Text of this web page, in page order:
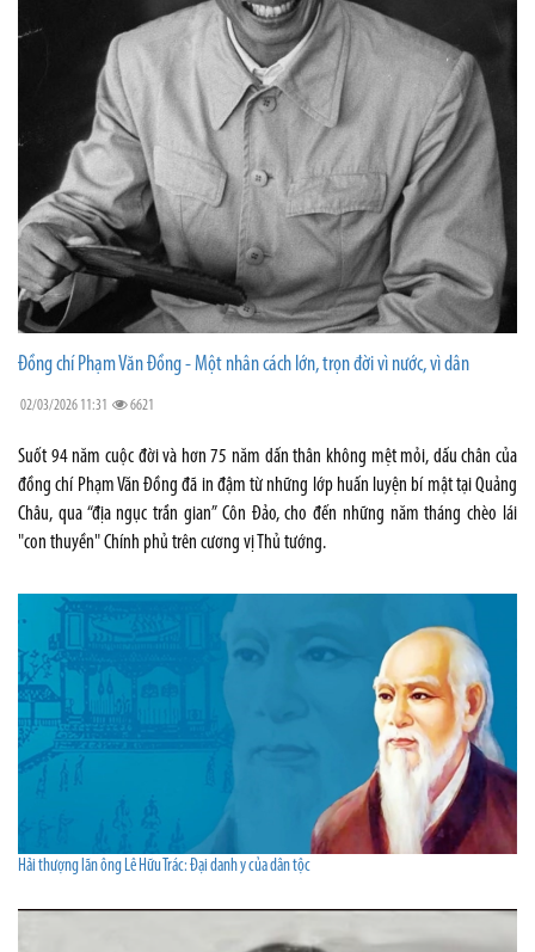
Đồng chí Phạm Văn Đồng - Một nhân cách lớn, trọn đời vì nước, vì dân
02/03/2026 11:31 6621
Suốt 94 năm cuộc đời và hơn 75 năm dấn thân không mệt mỏi, dấu chân của
đồng chí Phạm Văn Đồng đã in đậm từ những lớp huấn luyện bí mật tại Quảng
Châu, qua “địa ngục trần gian” Côn Đảo, cho đến những năm tháng chèo lái
"con thuyền" Chính phủ trên cương vị Thủ tướng.
Hải thượng lãn ông Lê Hữu Trác: Đại danh y của dân tộc